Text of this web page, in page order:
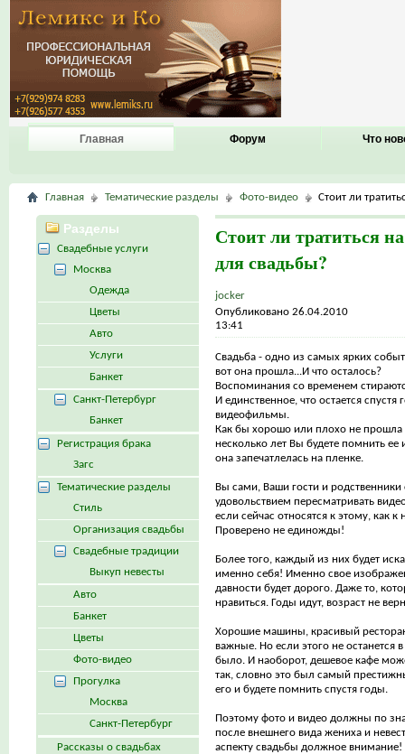
Главная Форум Что
Главная Тематические разделы Фото-видео Стоит ли
Стоит ли тратиться
для свадьбы?
jocker
Опубликовано 26.04.2010
13:41
Свадьба - одно из самых ярких
вот она прошла...И что осталось?
Воспоминания со временем
И единственное, что остается
видеофильмы.
Как бы хорошо или плохо не прошла
несколько лет Вы будете помнить ее
она запечатлелась на пленке.
Вы сами, Ваши гости и родственники
удовольствием пересматривать
если сейчас относятся к этому, как к
Проверено не единожды!
Более того, каждый из них будет
именно себя! Именно свое
давности будет дорого. Даже то,
нравиться. Годы идут, возраст не
Хорошие машины, красивый
важные. Но если этого не останется
было. И наоборот, дешевое кафе
так, словно это был самый
его и будете помнить спустя годы.
Поэтому фото и видео должны по
после внешнего вида жениха и
аспекту свадьбы должное внимание!
Разделы
Свадебные услуги
Москва
Одежда
Цветы
Авто
Услуги
Банкет
Санкт-Петербург
Банкет
Регистрация брака
Загс
Тематические разделы
Стиль
Организация свадьбы
Свадебные традиции
Выкуп невесты
Авто
Банкет
Цветы
Фото-видео
Прогулка
Москва
Санкт-Петербург
Рассказы о свадьбах